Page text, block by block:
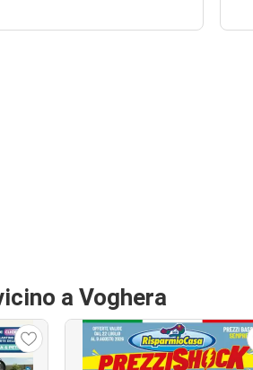
a Voghera